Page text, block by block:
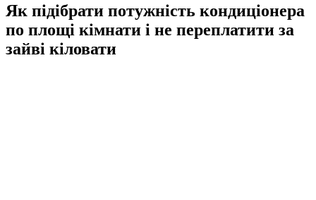
Як підібрати потужність кондиціонера
по площі кімнати і не переплатити за
зайві кіловати